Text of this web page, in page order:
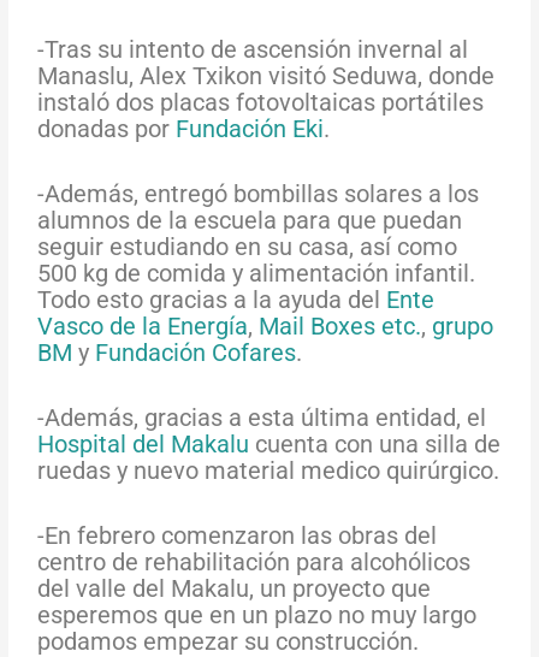
-Tras su intento de ascensión invernal al
Manaslu, Alex Txikon visitó Seduwa, donde
instaló dos placas fotovoltaicas portátiles
donadas por Fundación Eki.
-Además, entregó bombillas solares a los
alumnos de la escuela para que puedan
seguir estudiando en su casa, así como
500 kg de comida y alimentación infantil.
Todo esto gracias a la ayuda del Ente
Vasco de la Energía, Mail Boxes etc., grupo
BM y Fundación Cofares.
-Además, gracias a esta última entidad, el
Hospital del Makalu cuenta con una silla de
ruedasy nuevo material medico quirúrgico.
-En febrero comenzaron las obras del
centro de rehabilitación para alcohólicos
del valle del Makalu, un proyecto que
esperemos que en un plazo no muy largo
podamos empezar su construcción.